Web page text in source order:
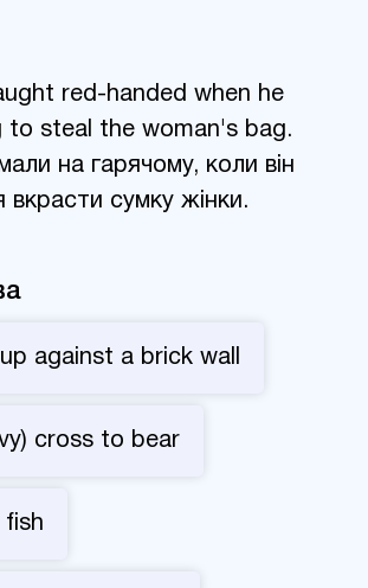
red-handed when he
to steal the woman's bag.
на гарячому, коли він
вкрасти сумку жінки.
against a brick wall
cross to bear
fish